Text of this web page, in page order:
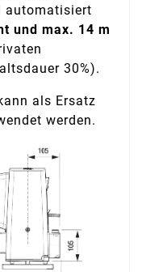
automatisiert
und max. 14 m
30%).
als Ersatz
werden.